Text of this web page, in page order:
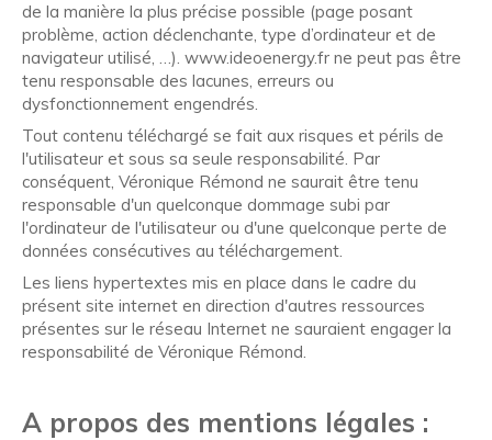
de la manière la plus précise possible (page posant
problème, action déclenchante, type d’ordinateur et de
navigateur utilisé, …). www.ideoenergy.fr ne peut pas être
tenu responsable des lacunes, erreurs ou
dysfonctionnement engendrés.
Tout contenu téléchargé se fait aux risques et périls de
l'utilisateur et sous sa seule responsabilité. Par
conséquent, Véronique Rémond ne saurait être tenu
responsable d'un quelconque dommage subi par
l'ordinateur de l'utilisateur ou d'une quelconque perte de
données consécutives au téléchargement.
Les liens hypertextes mis en place dans le cadre du
présent site internet en direction d'autres ressources
présentes sur le réseau Internet ne sauraient engager la
responsabilité de Véronique Rémond.
A propos des mentions légales :